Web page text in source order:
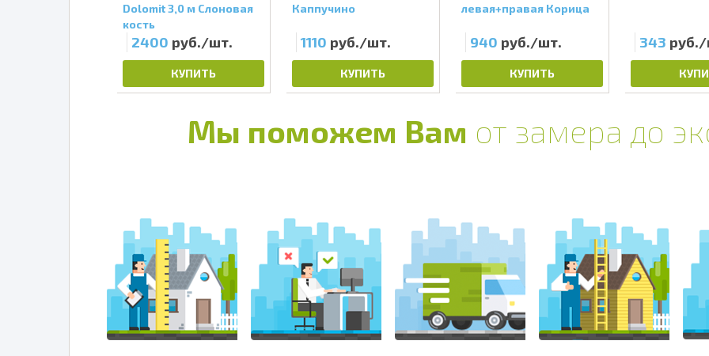
Dolomit 3,0 м Слоновая
кость
2400 руб./шт.
КУПИТЬ
Каппучино
1110 руб./шт.
КУПИТЬ
левая+правая Корица
940 руб./шт.
КУПИТЬ
343
Мы поможем Вам от замера до